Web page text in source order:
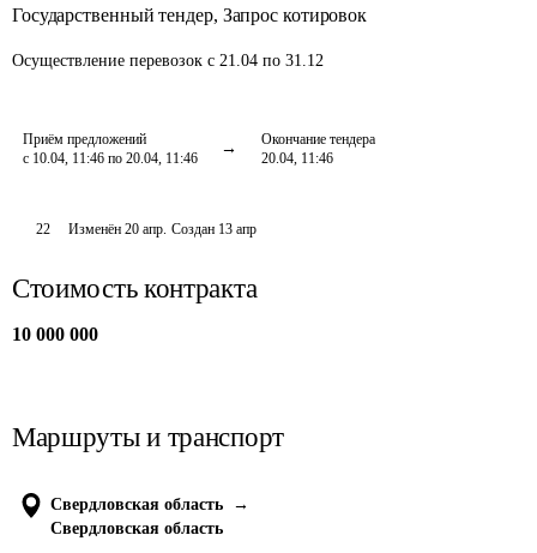
Государственный тендер, Запрос котировок
Осуществление перевозок с 21.04 по 31.12
Приём предложений
с 10.04, 11:46 по 20.04, 11:46
Окончание тендера
20.04, 11:46
22 Изменён20 апр. Создан 13 апр
Стоимость контракта
10 000 000
Маршруты и транспорт
Свердловская область
→
Свердловская область